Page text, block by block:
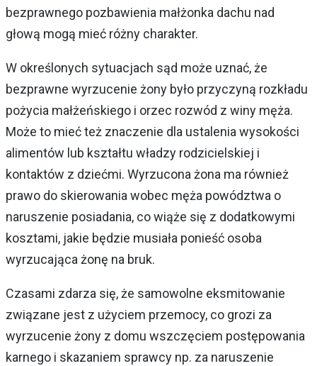
bezprawnego pozbawienia małżonka dachu nad
głową mogą mieć różny charakter.
W określonych sytuacjach sąd może uznać, że
bezprawne wyrzucenie żony było przyczyną rozkładu
pożycia małżeńskiego i orzec rozwód z winy męża.
Może to mieć też znaczenie dla ustalenia wysokości
alimentów lub kształtu władzy rodzicielskiej i
kontaktów z dziećmi. Wyrzucona żona ma również
prawo do skierowania wobec męża powództwa o
naruszenie posiadania, co wiąże się z dodatkowymi
kosztami, jakie będzie musiała ponieść osoba
wyrzucająca żonę na bruk.
Czasami zdarza się, że samowolne eksmitowanie
związane jest z użyciem przemocy, co grozi za
wyrzucenie żony z domu wszczęciem postępowania
karnego i skazaniem sprawcy np. za naruszenie